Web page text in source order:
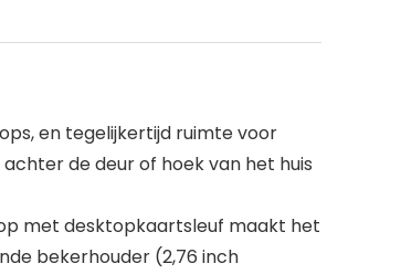
en tegelijkertijd ruimte voor
de deur of hoek van het huis
met desktopkaartsleuf maakt het
bekerhouder (2,76 inch